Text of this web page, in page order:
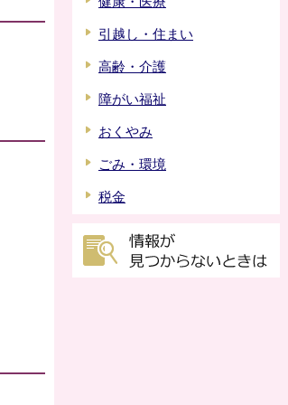
引越し・住まい
高齢・介護
障がい福祉
おくやみ
ごみ・環境
税金